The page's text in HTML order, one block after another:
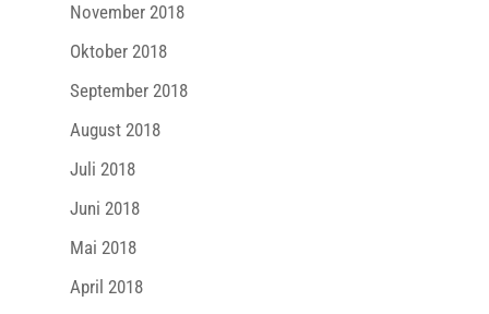
November 2018
Oktober 2018
September 2018
August 2018
Juli 2018
Juni 2018
Mai 2018
April 2018